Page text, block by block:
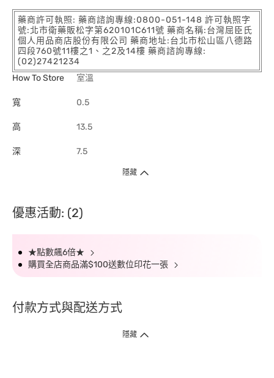
藥商許可執照: 藥商諮詢專線:0800-051-148 許可執照字
號:北市衛藥販松字第620101C611號 藥商名稱:台灣屈臣氏
個人用品商店股份有限公司 藥商地址:台北市松山區八德路
四段760號11樓之1、之2及14樓 藥商諮詢專線:
(02)27421234
How To Store
室溫
寬 0.5
高 13.5
深 7.5
隱藏
優惠活動: (2)
★點數飆6倍★
購買全店商品滿$100送數位印花一張
付款方式與配送方式
隱藏